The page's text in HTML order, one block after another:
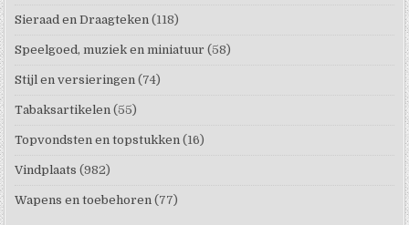
Sieraad en Draagteken (118)
Speelgoed, muziek en miniatuur (58)
Stijl en versieringen (74)
Tabaksartikelen (55)
Topvondsten en topstukken (16)
Vindplaats (982)
Wapens en toebehoren (77)